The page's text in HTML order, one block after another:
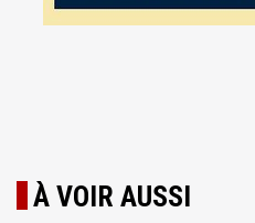
À VOIR AUSSI